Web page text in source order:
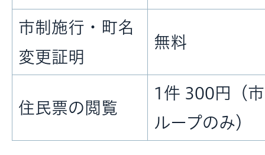
市制施行・町名
変更証明
無料
住民票の閲覧
1件 300円（
ループのみ）